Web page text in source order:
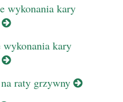
wykonania kary
wykonania kary
raty grzywny